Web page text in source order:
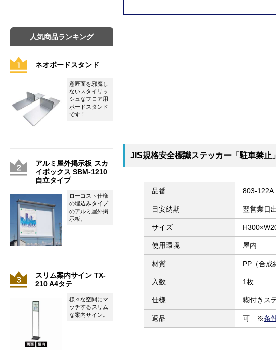
JIS規格安全標識ステッカー「駐車禁
品番 803-122A
目安納期 翌営業日
サイズ
使用環境 屋内
材質 PP（合成
入数 1枚
仕様 糊付きス
返品 可 ※条
人気商品ランキング
ネオボードスタンド
意匠面を邪魔し
ないスタイリッ
シュなフロア用
ボードスタンド
です！
アルミ屋外掲示板 スカ
イボックス SBM-1210
自立タイプ
ローコスト仕様
の埋込みタイプ
のアルミ屋外掲
示板。
スリム案内サイン TX-
210 A4タテ
様々な空間にマ
ッチするスリム
な案内サイン。